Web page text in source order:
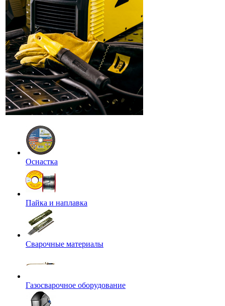
Оснастка
Пайка и наплавка
Сварочные материалы
Газосварочное оборудование